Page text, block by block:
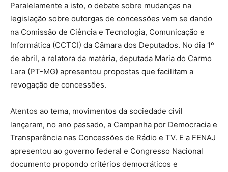
Paralelamente a isto, o debate sobre mudanças na
legislação sobre outorgas de concessões vem se dando
na Comissão de Ciência e Tecnologia, Comunicação e
Informática (CCTCI) da Câmara dos Deputados. No dia 1º
de abril, a relatora da matéria, deputada Maria do Carmo
Lara (PT-MG) apresentou propostas que facilitam a
revogação de concessões.
Atentos ao tema, movimentos da sociedade civil
lançaram, no ano passado, a Campanha por Democracia e
Transparência nas Concessões de Rádio e TV. E a FENAJ
apresentou ao governo federal e Congresso Nacional
documento propondo critérios democráticos e